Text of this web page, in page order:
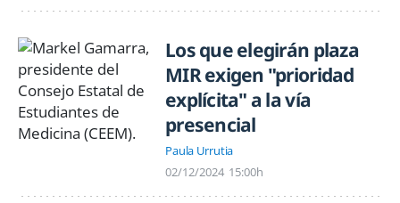
Los que elegirán plaza
MIR exigen "prioridad
explícita" a la vía
presencial
Paula Urrutia
02/12/2024 15:00h